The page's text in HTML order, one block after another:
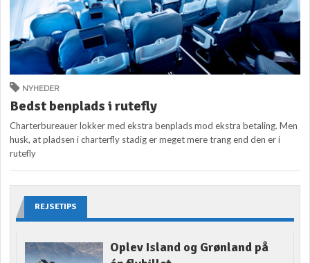
NYHEDER
Bedst benplads i rutefly
Charterbureauer lokker med ekstra benplads mod ekstra betaling. Men
husk, at pladsen i charterfly stadig er meget mere trang end den er i
rutefly
REJSETIPS
Oplev Island og Grønland på